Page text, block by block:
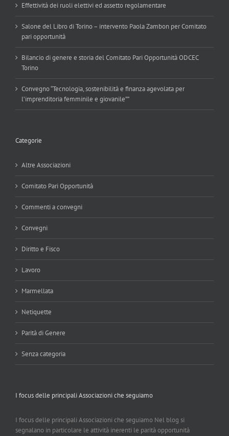
Effettività dei ruoli elettivi ed assetto regolamentare
Salone del Libro di Torino – intervento Paola Zambon per Comitato
pari opportunità
Bilancio di genere e storia del Comitato Pari Opportunità ODCEC
Torino
Convegno “Tecnologia, sostenibilità e finanza agevolata per
l’imprenditoria femminile e giovanile””
Categorie
Altre Associazioni
Comitato Pari Opportunità
Commenti a convegni
Convegni
Diritto e Fisco
Lavoro
Marmellata
Netiquette
Parità di Genere
Senza categoria
I focus delle principali Associazioni che seguiamo
I focus delle principali Associazioni che seguiamo Nel blog si
segnalano in particolare le attività inerenti le parità opportunità